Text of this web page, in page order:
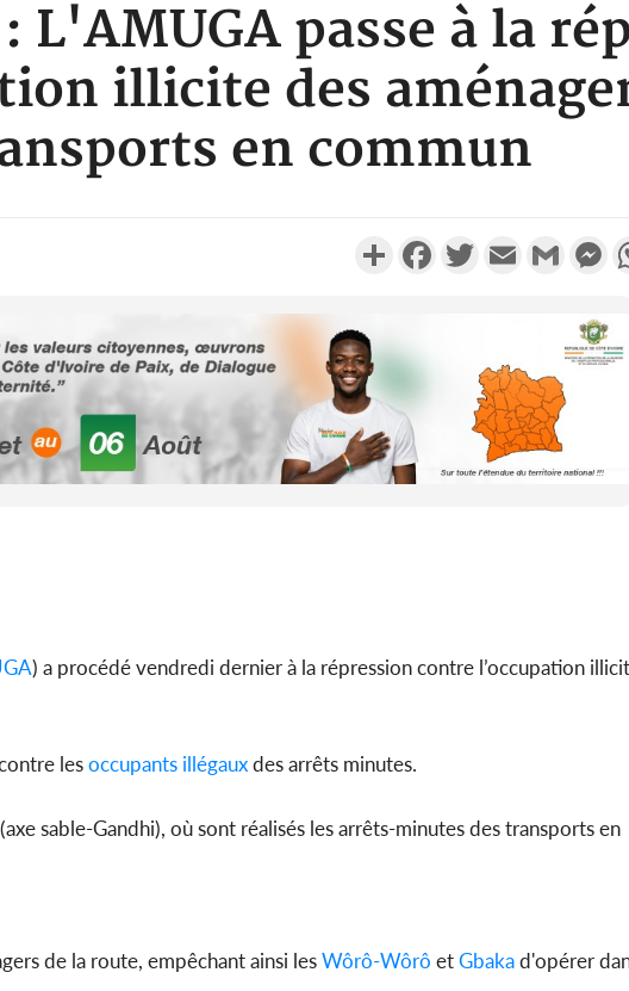
L'AMUGA passe à la
illicite des
en commun
PartagerFacebookTwitterEmail Gmail
) a procédé vendredi dernier à la répression contre l’occupation
lesoccupants illégauxdes arrêts minutes.
sable-Gandhi), où sont réalisés les arrêts-minutes des transports en
de la route, empêchant ainsi lesWôrô-Wôrô etGbakad'opérer
ECONOMIE
Côte d'Ivoire-Burkina :
CCI-BF désire instaurer
échange constant
Côte d'Ivoire :
2027, les responsab...